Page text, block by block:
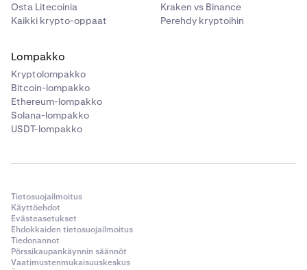
Osta Litecoinia
Kaikki krypto-oppaat
Kraken vs Binance
Perehdy kryptoihin
Lompakko
Kryptolompakko
Bitcoin-lompakko
Ethereum-lompakko
Solana-lompakko
USDT-lompakko
Tietosuojailmoitus
Käyttöehdot
Evästeasetukset
Ehdokkaiden tietosuojailmoitus
Tiedonannot
Pörssikaupankäynnin säännöt
Vaatimustenmukaisuuskeskus